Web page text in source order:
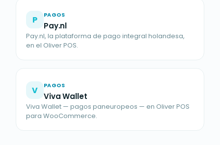
P PAGOS
Pay.nl
Pay.nl, la plataforma de pago integral holandesa,
en el Oliver POS.
V PAGOS
Viva Wallet
Viva Wallet — pagos paneuropeos — en Oliver POS
para WooCommerce.